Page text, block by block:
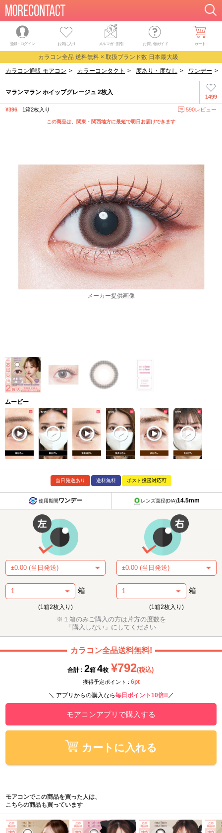
登録・ログイン お気に入り メルマガ・割引 お買い物ガイド カート
カラコン全品 送料無料 × 取扱ブランド数 日本最大級
カラコン通販 モアコン > カラーコンタクト > 度あり・度なし > ワンデー >
1499
マランマラン ホイップグレージュ 2枚入
¥396 1箱2枚入り 590レビュー
この商品は、関東・関西地方に最短で明日お届けできます
ムービー
当日発送あり 送料無料 ポスト投函対応可
使用期間ワンデー レンズ直径(DIA)14.5mm
箱
(1箱2枚入り)
箱
(1箱2枚入り)
※１箱のみご購入の方は片方の度数を
「購入しない」にしてください
カラコン全品送料無料!
合計 : 2箱 4枚 ¥792(税込)
獲得予定ポイント : 6pt
＼ アプリからの購入なら毎日ポイント10倍!! ／
モアコンアプリで購入する
カートに入れる
モアコンでこの商品を買った人は、
こちらの商品も買っています